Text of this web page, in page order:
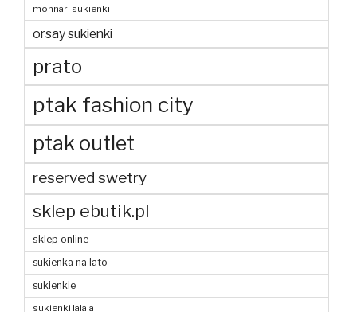
monnari sukienki
orsay sukienki
prato
ptak fashion city
ptak outlet
reserved swetry
sklep ebutik.pl
sklep online
sukienka na lato
sukienkie
sukienki lalala